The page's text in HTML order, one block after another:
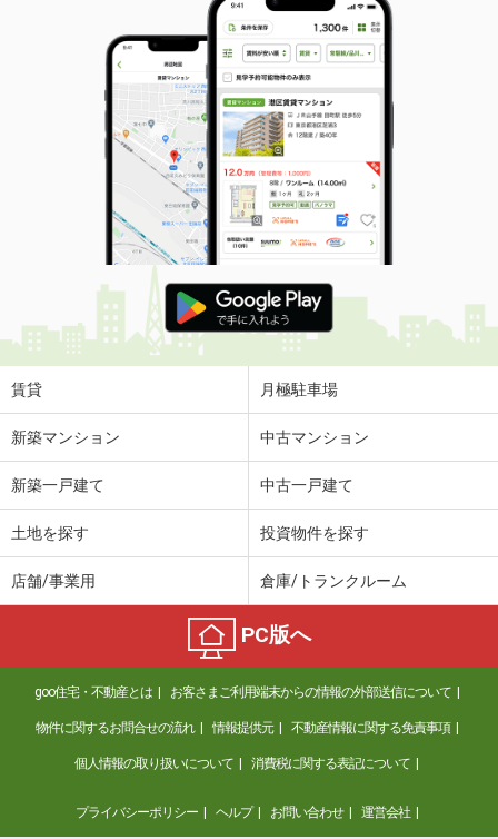
賃貸 月極駐車場
新築マンション 中古マンション
新築一戸建て 中古一戸建て
土地を探す 投資物件を探す
店舗/事業用 倉庫/トランクルーム
PC版へ
goo住宅・不動産とは お客さまご利用端末からの情報の外部送信について
物件に関するお問合せの流れ 情報提供元 不動産情報に関する免責事項
個人情報の取り扱いについて 消費税に関する表記について
プライバシーポリシー ヘルプ お問い合わせ 運営会社